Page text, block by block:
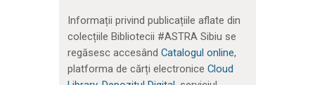
Informații privind publicațiile aflate din
colecțiile Bibliotecii #ASTRA Sibiu se
regăsesc accesând Catalogul online,
platforma de cărți electronice Cloud